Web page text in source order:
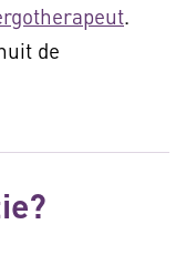
.
de